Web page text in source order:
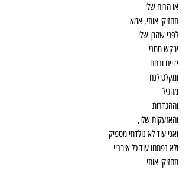
או הרוח שלי
תחזיקי אותי, אמא
לפני שהבן שלי
יבקש ממני
ידיים ורחם
ומקלט לנח
מהגיל
וההגדרות
והאזעקות שלו,
ואני עוד לא נולדתי מספיק
ולא נפתחו עוד כל איבריי
תחזיקי אותי